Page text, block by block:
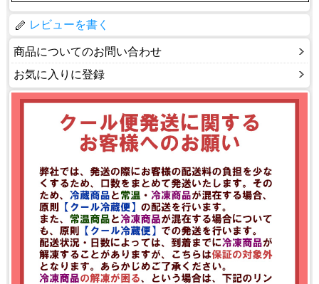
レビューを書く
商品についてのお問い合わせ
お気に入りに登録